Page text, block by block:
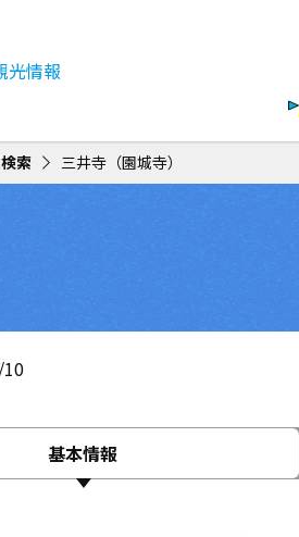
索 三井寺（園城寺）
基本情報